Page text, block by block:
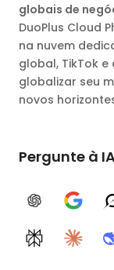
globais de
DuoPlus Cloud
na nuvem
global, TikTok
globalizar seu
novos
Pergunte à
ChatGPTGoogle
PerplexityClaude